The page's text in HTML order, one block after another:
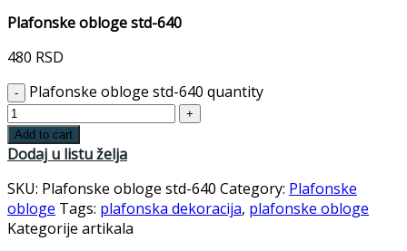
Plafonske obloge std-640
480 RSD
Plafonske obloge std-640 quantity
Add to cart
Dodaj u listu želja
SKU: Plafonske obloge std-640 Category: Plafonske
obloge Tags: plafonska dekoracija, plafonske obloge
Kategorije artikala